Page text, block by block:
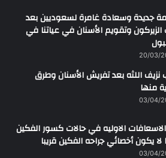
جديدة وسعادة غامرة لسعوديين بعد
الزيركون وتقويم الأسنان في عياتنا في
20/03/
نزيف اللثه بعد تفريش الأسنان وطرق
منها
03/04/
الاوليه في حالات كسور الفكين
لا يكون أخصائي جراحه الفكين قريبا
03/04/